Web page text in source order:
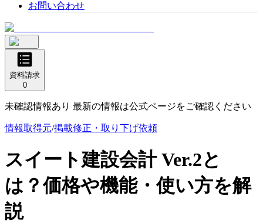
お問い合わせ
資料請求
0
未確認情報あり 最新の情報は公式ページをご確認ください
情報取得元/掲載修正・取り下げ依頼
スイート建設会計 Ver.2と
は？価格や機能・使い方を解
説